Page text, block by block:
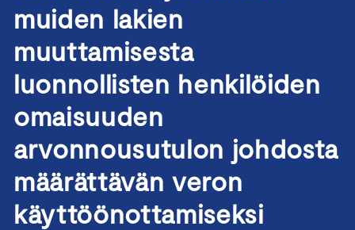
muiden lakien
muuttamisesta
luonnollisten henkilöiden
omaisuuden
arvonnousutulon johdosta
määrättävän veron
käyttöönottamiseksi